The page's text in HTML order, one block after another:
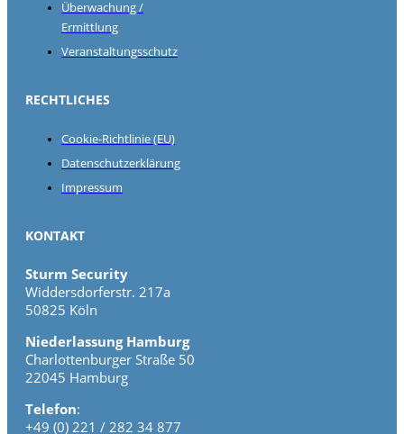
Überwachung /
Ermittlung
Veranstaltungsschutz
RECHTLICHES
Cookie-Richtlinie (EU)
Datenschutzerklärung
Impressum
KONTAKT
Sturm Security
Widdersdorferstr. 217a
50825 Köln
Niederlassung Hamburg
Charlottenburger Straße 50
22045 Hamburg
Telefon:
+49 (0) 221 / 282 34 877